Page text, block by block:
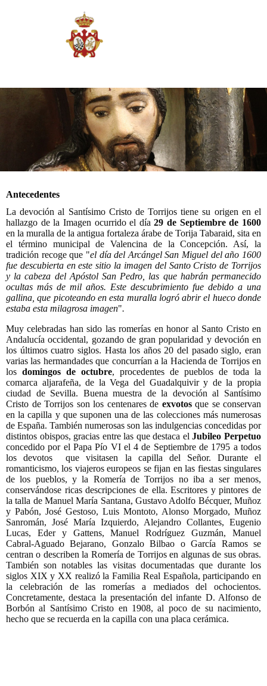
Antecedentes
La devoción al Santísimo Cristo de Torrijos tiene su origen en el
hallazgo de la Imagen ocurrido el día29 de Septiembre de 1600
en la muralla de la antigua fortaleza árabe de Torija Tabaraid, sita en
el término municipal de Valencina de la Concepción. Así, la
tradición recoge que "el día del Arcángel San Miguel del año 1600
fue descubierta en este sitio la imagen del Santo Cristo de Torrijos
y la cabeza del Apóstol San Pedro, las que habrán permanecido
ocultas más de mil años. Este descubrimiento fue debido a una
gallina, que picoteando en esta muralla logró abrir el hueco donde
estaba esta milagrosa imagen".
Muy celebradas han sido las romerías en honor al Santo Cristo en
Andalucía occidental, gozando de gran popularidad y devoción en
los últimos cuatro siglos. Hasta los años 20 del pasado siglo, eran
varias las hermandades que concurrían a la Hacienda de Torrijos en
los domingos de octubre, procedentes de pueblos de toda la
comarca aljarafeña, de la Vega del Guadalquivir y de la propia
ciudad de Sevilla. Buena muestra de la devoción al Santísimo
Cristo de Torrijos son los centenares de exvotosque se conservan
en la capilla y que suponen una de las colecciones más numerosas
de España. También numerosas son las indulgencias concedidas por
distintos obispos, gracias entre las que destaca elJubileo Perpetuo
concedido por el Papa Pío VI el 4 de Septiembre de 1795 a todos
los devotos que visitasen la capilla del Señor. Durante el
romanticismo, los viajeros europeos se fijan en las fiestas singulares
de los pueblos, y la Romería de Torrijos no iba a ser menos,
conservándose ricas descripciones de ella. Escritores y pintores de
la talla de Manuel María Santana, Gustavo Adolfo Bécquer, Muñoz
y Pabón, José Gestoso, Luis Montoto, Alonso Morgado, Muñoz
Sanromán, José María Izquierdo, Alejandro Collantes, Eugenio
Lucas, Eder y Gattens, Manuel Rodríguez Guzmán, Manuel
Cabral-Aguado Bejarano, Gonzalo Bilbao o García Ramos se
centran o describen la Romería de Torrijos en algunas de sus obras.
También son notables las visitas documentadas que durante los
siglos XIX y XX realizó la Familia Real Española, participando en
la celebración de las romerías a mediados del ochocientos.
Concretamente, destaca la presentación del infante D. Alfonso de
Borbón al Santísimo Cristo en 1908, al poco de su nacimiento,
hecho que se recuerda en la capilla con una placa cerámica.